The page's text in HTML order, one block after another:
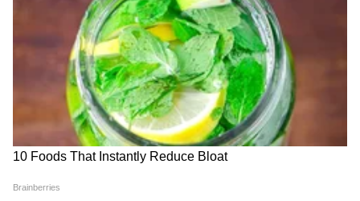
₹45,000 पर्यंतची सूट देत आहे. यामध्ये ₹10,000 चा
थेट डिस्काउंट, ₹25,000 चा एक्सचेंज बोनस आणि
₹35,000 पर्यंतच्या स्क्रॅपेज डिस्काउंटचा समावेश आहे.